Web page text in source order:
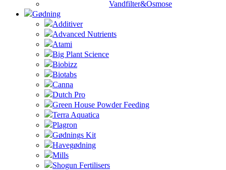
Vandfilter&Osmose
Gødning
Additiver
Advanced Nutrients
Atami
Big Plant Science
Biobizz
Biotabs
Canna
Dutch Pro
Green House Powder Feeding
Terra Aquatica
Plagron
Gødnings Kit
Havegødning
Mills
Shogun Fertilisers